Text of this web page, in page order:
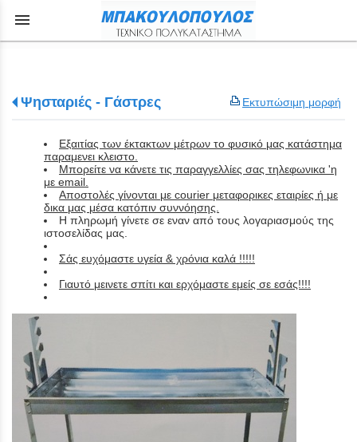
menu
Εκτυπώσιμη μορφή
Ψησταριές - Γάστρες
Εξαιτίας των έκτακτων μέτρων το φυσικό μας κατάστημα
παραμενει κλειστο.
Μπορείτε να κάνετε τις παραγγελλίες σας τηλεφωνικα 'η
με email.
Aποστολές γίνονται με courier μεταφορικες εταιρίες ή με
δικα μας μέσα κατόπιν συννόησης.
Η πληρωμή γίνετε σε εναν από τους λογαριασμούς της
ιστοσελίδας μας.
Σάς ευχόμαστε υγεία & χρόνια καλά !!!!!
Γιαυτό μεινετε σπίτι και ερχόμαστε εμείς σε εσάς!!!!